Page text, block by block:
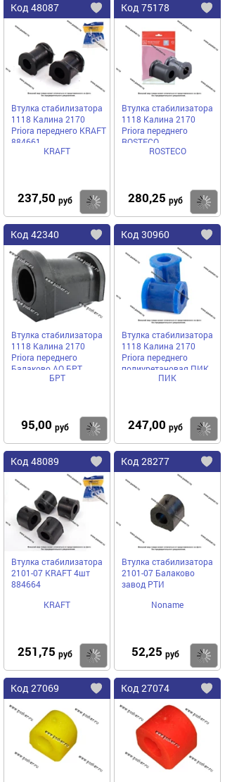
Код 48087
Добавить
в
избранное
Втулка стабилизатора
1118 Калина 2170
Priora переднего KRAFT
884661
KRAFT
237,50 руб Купить
Код 75178
Втулка стабилизатора
1118 Калина 2170
Priora переднего
ROSTECO
ROSTECO
280,25 руб
Код 42340
Добавить
избранное
Втулка стабилизатора
1118 Калина 2170
Priora переднего
Балаково АО БРТ
БРТ
95,00 руб Купить
Код 30960
Втулка стабилизатора
1118 Калина 2170
Priora переднего
полиуретановая ПИК
ПИК
247,00 руб
Код 48089
Добавить
в
избранное
Втулка стабилизатора
2101-07 KRAFT 4шт
884664
KRAFT
251,75 руб Купить
Код 28277
Втулка стабилизатора
2101-07 Балаково
завод РТИ
Noname
52,25 руб
Код 27069
Добавить
избранное
Код 27074